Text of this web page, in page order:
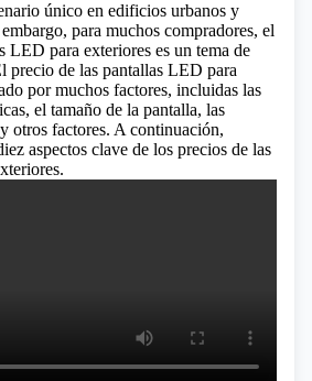
único en edificios urbanos y
para muchos compradores, el
LED para exteriores es un tema de
precio de las pantallas LED para
por muchos factores, incluidas las
el tamaño de la pantalla, las
otros factores. A continuación,
aspectos clave de los precios de las